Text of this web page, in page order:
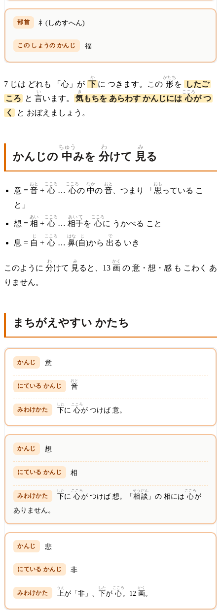
礻(しめすへん)
福
7 じは どれも 「心」が 下
か
に つきます。この 形
かたち
を
したご
ころ と 言
い
います。 気
き
もちを あらわす かんじには 心
こころ
が つ
く
と おぼえましょう。
かんじの 中
ちゅう
みを 分
わ
けて 見
み
る
意 = 音
おと
+ 心
こころ
… 心
こころ
の 中
なか
の 音
おと
、つまり 「 思
おも
っている こ
と」
想 = 相
あい
+ 心
こころ
… 相手
あいて
を 心
こころ
に うかべる こと
息 = 自
じ
+ 心
こころ
… 鼻
はな
(自
じ
)から 出
で
る いき
このように 分
わ
けて 見
み
ると、13 画
かく
の 意・想・感 も こわく あ
りません。
まちがえやすい かたち
意
音
おと
下
した
に 心
こころ
が つけば 意。
想
相
下
した
に 心
こころ
が つけば 想。「相談
そうだん
」の 相には 心
こころ
が
ありません。
悲
非
上
うえ
が「非」、下
した
が 心
こころ
。12画
かく
。